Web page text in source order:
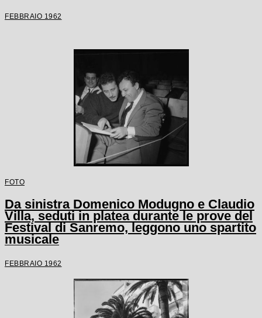
FEBBRAIO 1962
FOTO
Da sinistra Domenico Modugno e Claudio
Villa, seduti in platea durante le prove del
Festival di Sanremo, leggono uno spartito
musicale
FEBBRAIO 1962